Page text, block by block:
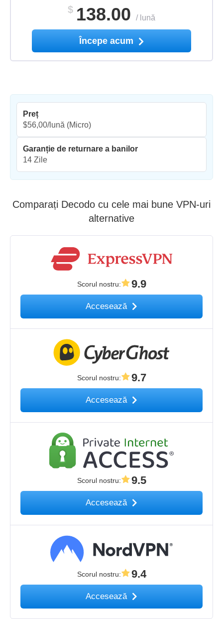
$ 138.00 / lună
Începe acum
Preț
$56,00/lună (Micro)
Garanție de returnare a banilor
14 Zile
Comparați Decodo cu cele mai bune VPN-uri
alternative
Scorul nostru: 9.9
Accesează
Scorul nostru: 9.7
Accesează
Scorul nostru: 9.5
Accesează
Scorul nostru: 9.4
Accesează